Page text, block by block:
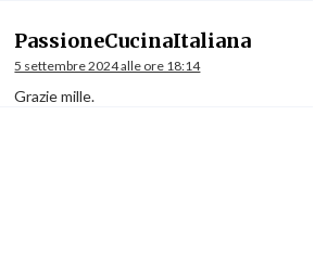
PassioneCucinaItaliana
5 settembre 2024 alle ore 18:14
Grazie mille.